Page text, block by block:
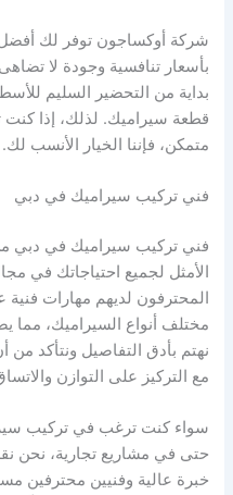
شركة أوكساجون توفر لك
بأسعار تنافسية وجودة لا
بداية من التحضير السليم
قطعة سيراميك. لذلك، إذا
متمكن، فإننا الخيار الأنسب لك.
فني تركيب سيراميك في دبي
فني تركيب سيراميك في دبي
الأمثل لجميع احتياجاتك في
المحترفون لديهم مهارات فنية
مختلف أنواع السيراميك، مما
نهتم بأدق التفاصيل ونتأكد
مع التركيز على التوازن
سواء كنت ترغب في تركيب
حتى في مشاريع تجارية، نحن
خبرة عالية وفنيين محترفين